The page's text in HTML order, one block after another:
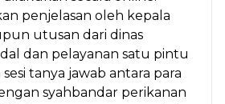
penjelasan oleh kepala
utusan dari dinas
dan pelayanan satu pintu
tanya jawab antara para
syahbandar perikanan